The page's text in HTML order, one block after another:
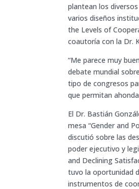
plantean los
varios diseños
the Levels of
coautoría con la Dr.
“Me parece muy
debate mundial
tipo de congresos
que permitan
El Dr. Bastián
mesa “Gender and
discutió sobre las
poder ejecutivo y
and Declining
tuvo la oportunidad
instrumentos de